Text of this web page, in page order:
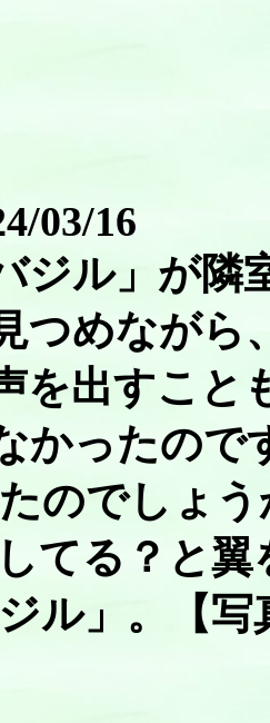
03/16
ジル」が
つめながら
を出すこと
かったので
のでしょう
てる？と
ル」。【写